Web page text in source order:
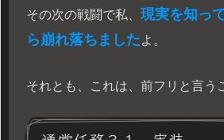
その次の戦闘で私、 現実を知っ
ら崩れ落ちましたよ。
それとも、これは、前フリと言う